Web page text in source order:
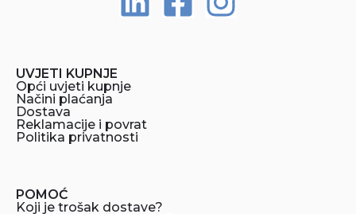
UVJETI KUPNJE
Opći uvjeti kupnje
Načini plaćanja
Dostava
Reklamacije i povrat
Politika privatnosti
POMOĆ
Koji je trošak dostave?